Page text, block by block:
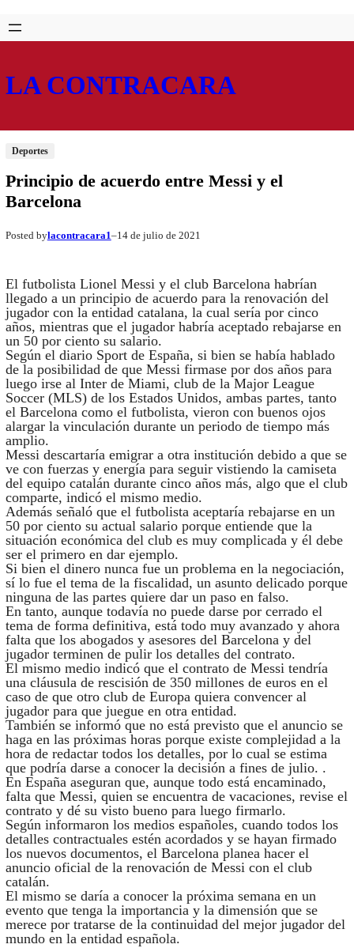
Saltar
al
Skip
to
LA CONTRACARA
Deportes
Principio de acuerdo entre Messi y el
Barcelona
Posted bylacontracara1–14 de julio de 2021
El futbolista Lionel Messi y el club Barcelona habrían
llegado a un principio de acuerdo para la renovación del
jugador con la entidad catalana, la cual sería por cinco
años, mientras que el jugador habría aceptado rebajarse en
un 50 por ciento su salario.
Según el diario Sport de España, si bien se había hablado
de la posibilidad de que Messi firmase por dos años para
luego irse al Inter de Miami, club de la Major League
Soccer (MLS) de los Estados Unidos, ambas partes, tanto
el Barcelona como el futbolista, vieron con buenos ojos
alargar la vinculación durante un periodo de tiempo más
amplio.
Messi descartaría emigrar a otra institución debido a que se
ve con fuerzas y energía para seguir vistiendo la camiseta
del equipo catalán durante cinco años más, algo que el club
comparte, indicó el mismo medio.
Además señaló que el futbolista aceptaría rebajarse en un
50 por ciento su actual salario porque entiende que la
situación económica del club es muy complicada y él debe
ser el primero en dar ejemplo.
Si bien el dinero nunca fue un problema en la negociación,
sí lo fue el tema de la fiscalidad, un asunto delicado porque
ninguna de las partes quiere dar un paso en falso.
En tanto, aunque todavía no puede darse por cerrado el
tema de forma definitiva, está todo muy avanzado y ahora
falta que los abogados y asesores del Barcelona y del
jugador terminen de pulir los detalles del contrato.
El mismo medio indicó que el contrato de Messi tendría
una cláusula de rescisión de 350 millones de euros en el
caso de que otro club de Europa quiera convencer al
jugador para que juegue en otra entidad.
También se informó que no está previsto que el anuncio se
haga en las próximas horas porque existe complejidad a la
hora de redactar todos los detalles, por lo cual se estima
que podría darse a conocer la decisión a fines de julio. .
En España aseguran que, aunque todo está encaminado,
falta que Messi, quien se encuentra de vacaciones, revise el
contrato y dé su visto bueno para luego firmarlo.
Según informaron los medios españoles, cuando todos los
detalles contractuales estén acordados y se hayan firmado
los nuevos documentos, el Barcelona planea hacer el
anuncio oficial de la renovación de Messi con el club
catalán.
El mismo se daría a conocer la próxima semana en un
evento que tenga la importancia y la dimensión que se
merece por tratarse de la continuidad del mejor jugador del
mundo en la entidad española.